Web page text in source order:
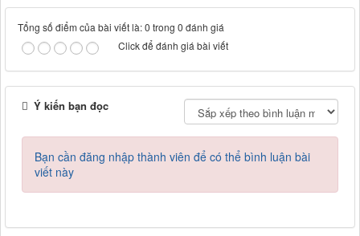
Tổng số điểm của bài viết là: 0 trong 0 đánh giá
Click để đánh giá bài viết
Ý kiến bạn đọc
Bạn cần đăng nhập thành viên để có thể bình luận bài
viết này